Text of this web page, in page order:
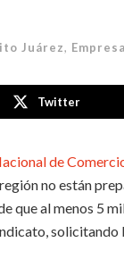
Juárez,
Twitter
de
no están
que al menos 5
solicitando